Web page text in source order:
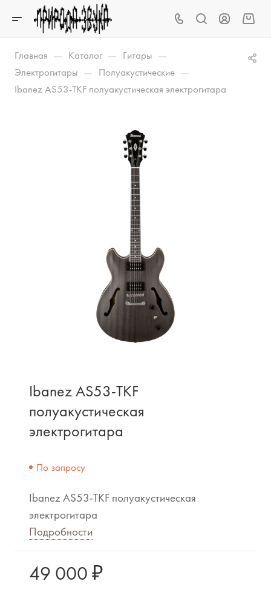
Главная — Каталог — Гитары —
Электрогитары — Полуакустические —
Ibanez AS53-TKF полуакустическая электрогитара
Ibanez AS53-TKF
полуакустическая
электрогитара
По запросу
Ibanez AS53-TKF полуакустическая
электрогитара
Подробности
49 000 ₽